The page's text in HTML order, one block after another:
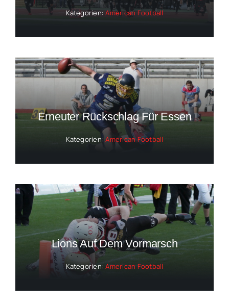
Kategorien:American Football
Erneuter Rückschlag Für Essen
Kategorien:American Football
Lions Auf Dem Vormarsch
Kategorien:American Football